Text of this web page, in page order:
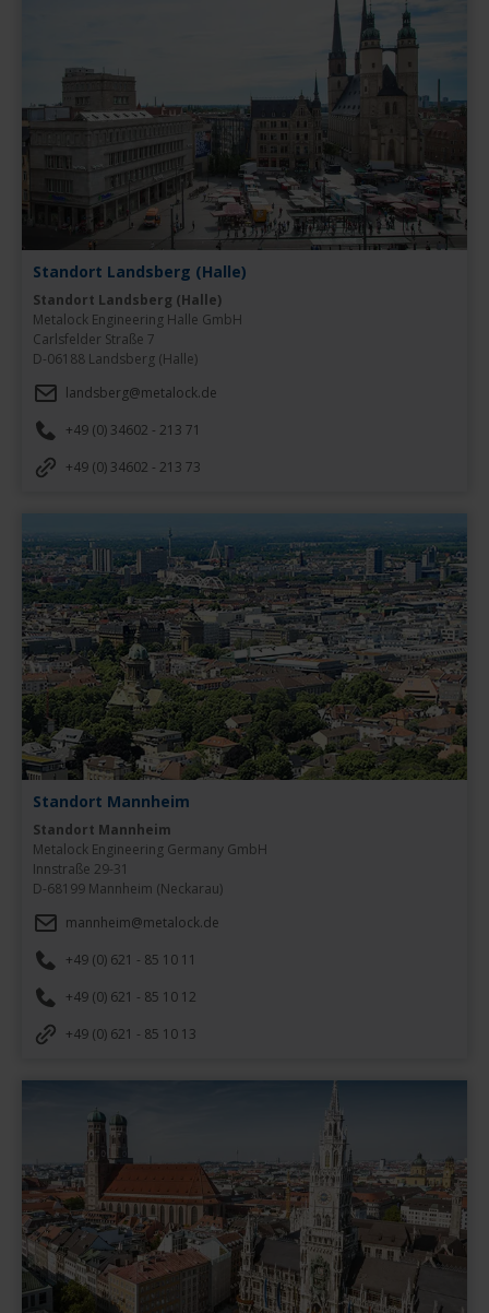
Standort Landsberg (Halle)
Standort Landsberg (Halle)
Metalock Engineering Halle GmbH
Carlsfelder Straße 7
D-06188 Landsberg (Halle)
landsberg@metalock.de
+49 (0) 34602 - 213 71
+49 (0) 34602 - 213 73
Standort Mannheim
Standort Mannheim
Metalock Engineering Germany GmbH
Innstraße 29-31
D-68199 Mannheim (Neckarau)
mannheim@metalock.de
+49 (0) 621 - 85 10 11
+49 (0) 621 - 85 10 12
+49 (0) 621 - 85 10 13